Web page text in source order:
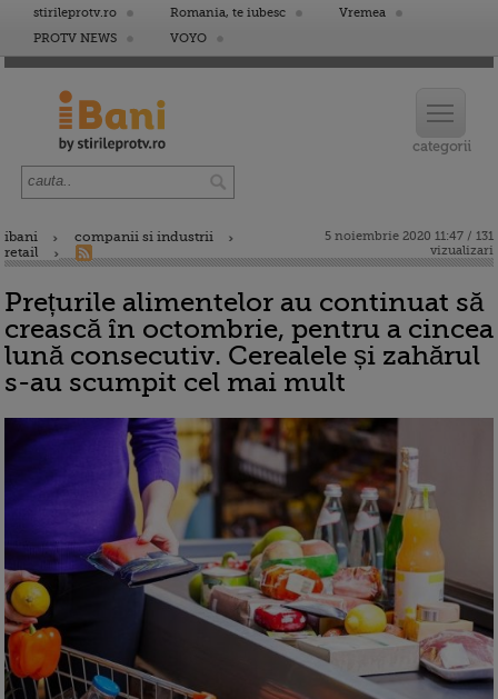
stirileprotv.ro Romania, te iubesc
Vremea
PROTV NEWS
VOYO
ibani
companii si industrii
retail
5 noiembrie 2020 11:47 / 131
vizualizari
Prețurile alimentelor au continuat să
crească în octombrie, pentru a cincea
lună consecutiv. Cerealele și zahărul
s-au scumpit cel mai mult